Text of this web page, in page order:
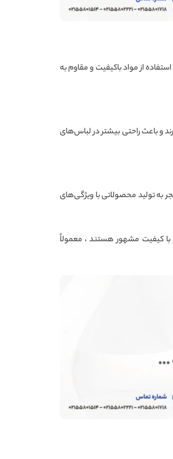
از مواد باکیفیت و مقاوم به
و باعث راحتی بیشتر در لباس‌های
به تولید محصولاتی با ویژگی‌های
کیفیت مشهور هستند ، معمولاً